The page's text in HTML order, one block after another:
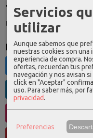
Tu Carrito (0)
El carrito de la compra está
Redes Sociales
Twitter
Linkedin
Servicios
utilizar
Aunque sabemos que
nuestras cookies son una
experiencia de compra.
ofertas, recuerdan tus
navegación y nos avisan
click en "Aceptar"
uso. Para saber más, por
privacidad.
Preferencias